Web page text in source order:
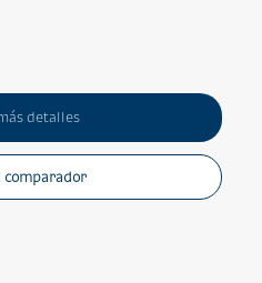
detalles
comparador